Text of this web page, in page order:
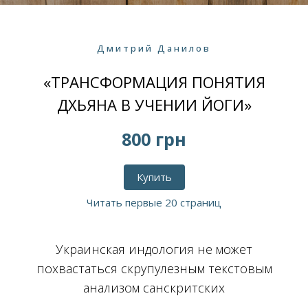
Дмитрий Данилов
«ТРАНСФОРМАЦИЯ ПОНЯТИЯ
ДХЬЯНА В УЧЕНИИ ЙОГИ»
800 грн
Купить
Читать первые 20 страниц
Украинская индология не может
похвастаться скрупулезным текстовым
анализом санскритских